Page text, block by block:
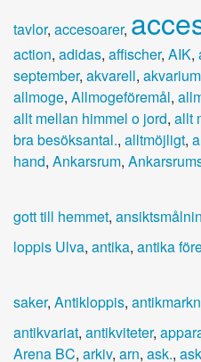
tavlor, accesoarer,
action, adidas, affischer, AIK,
september, akvarell, akvarium
allmoge, Allmogeföremål,
allt mellan himmel o jord, allt
bra besöksantal., alltmöjligt,
hand, Ankarsrum,
gott till hemmet,
loppis Ulva, antika, antika
saker, Antikloppis,
antikvariat, antikviteter,
Arena BC, arkiv, arn, ask.,